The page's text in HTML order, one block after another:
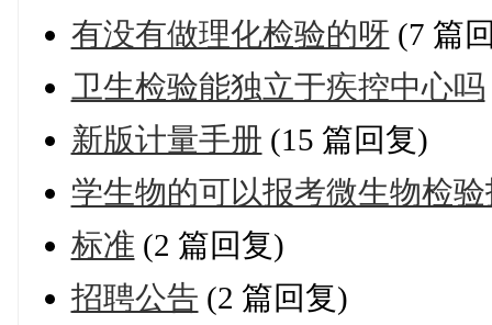
有没有做理化检验的呀 (7 篇
卫生检验能独立于疾控中心吗
新版计量手册 (15 篇回复)
学生物的可以报考微生物检验
标准 (2 篇回复)
招聘公告 (2 篇回复)